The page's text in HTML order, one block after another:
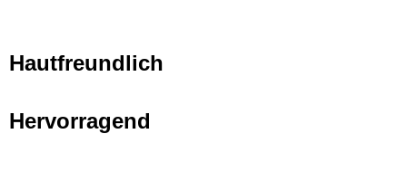
Hautfreundlich
Hervorragend